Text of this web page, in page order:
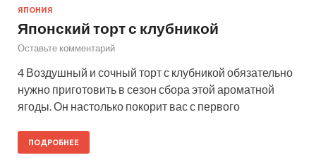
ЯПОНИЯ
Японский торт с клубникой
Оставьте комментарий
4 Воздушный и сочный торт с клубникой обязательно
нужно приготовить в сезон сбора этой ароматной
ягоды. Он настолько покорит вас с первого
ПОДРОБНЕЕ